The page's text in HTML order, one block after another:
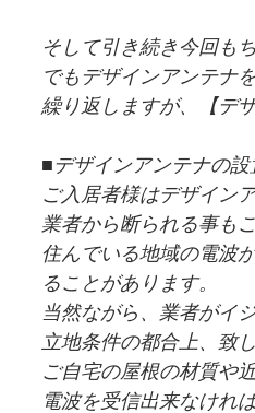
そして引き続き今回も
でもデザインアンテナ
繰り返しますが、【デ
■デザインアンテナの
ご入居者様はデザイン
業者から断られる事も
住んでいる地域の電波
ることがあります。
当然ながら、業者がイ
立地条件の都合上、致
ご自宅の屋根の材質や
電波を受信出来なけれ